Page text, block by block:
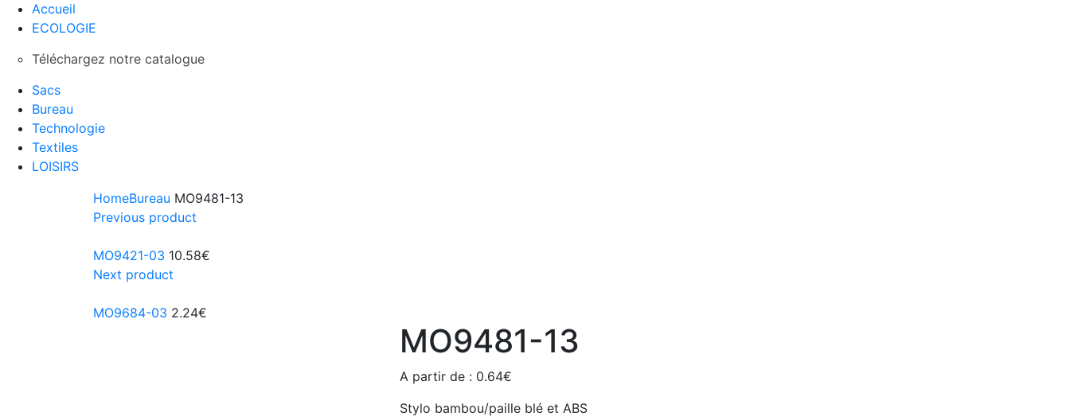
Accueil
ECOLOGIE
Téléchargez notre catalogue
Sacs
Bureau
Technologie
Textiles
LOISIRS
HomeBureau MO9481-13
Previous product
MO9421-03 10.58€
Next product
MO9684-03 2.24€
MO9481-13
A partir de : 0.64€
Stylo bambou/paille blé et ABS